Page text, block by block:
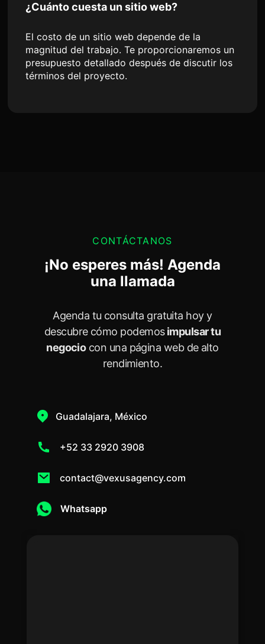
¿Cuánto cuesta un sitio web?
El costo de un sitio web depende de la
magnitud del trabajo. Te proporcionaremos un
presupuesto detallado después de discutir los
términos del proyecto.
CONTÁCTANOS
¡No esperes más! Agenda
una llamada
Agenda tu consulta gratuita hoy y
descubre cómo podemosimpulsar tu
negociocon una página web de alto
rendimiento.
Guadalajara, México
+52 33 2920 3908
contact@vexusagency.com
Whatsapp